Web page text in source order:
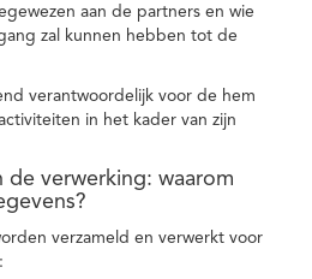
aan de partners en wie
zal kunnen hebben tot de
verantwoordelijk voor de hem
in het kader van zijn
de verwerking: waarom
verzameld en verwerkt voor